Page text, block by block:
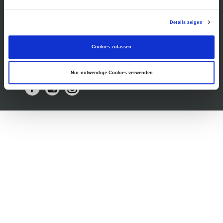
Details zeigen
Cookies zulassen
Nur notwendige Cookies verwenden
Vermietung
Barrierefreiheit